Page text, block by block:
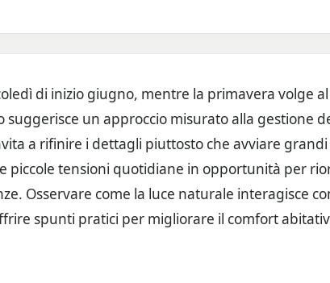
di inizio giugno, mentre la primavera volge
suggerisce un approccio misurato alla gestione
a rifinire i dettagli piuttosto che avviare
piccole tensioni quotidiane in opportunità per
Osservare come la luce naturale interagisce
spunti pratici per migliorare il comfort